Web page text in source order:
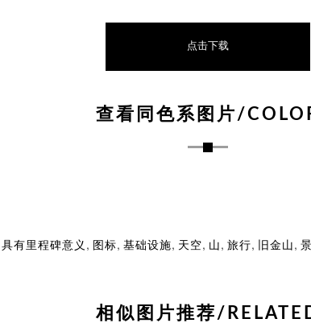
点击下载
查看同色系图片/
具有里程碑意义 , 图标, 基础设施, 天空, 山 , 旅行, 旧金山 ,
相似图片推荐/